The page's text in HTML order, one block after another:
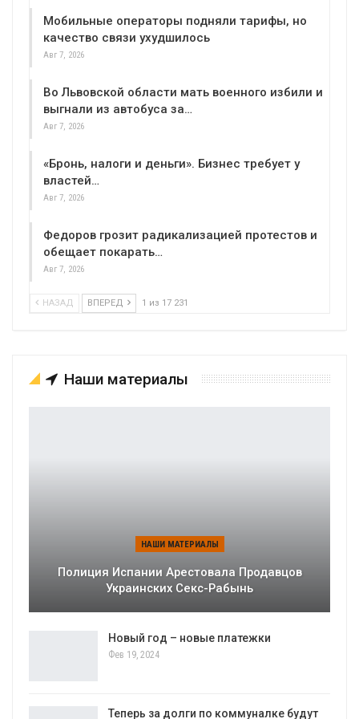
Мобильные операторы подняли тарифы, но
качество связи ухудшилось
Авг 7, 2026
Во Львовской области мать военного избили и
выгнали из автобуса за…
Авг 7, 2026
«Бронь, налоги и деньги». Бизнес требует у
властей…
Авг 7, 2026
Федоров грозит радикализацией протестов и
обещает покарать…
Авг 7, 2026
НАЗАД ВПЕРЕД 1 из 17 231
Наши материалы
НАШИ МАТЕРИАЛЫ
Полиция Испании Арестовала Продавцов
Украинских Секс-Рабынь
Новый год – новые платежки
Фев 19, 2024
Теперь за долги по коммуналке будут